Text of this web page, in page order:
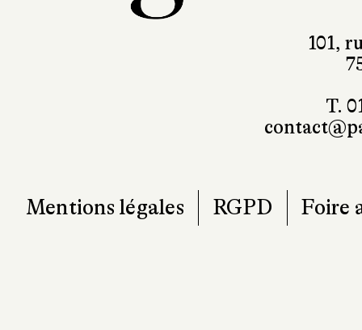
101,
T.
Mentions légales RGPD Foire